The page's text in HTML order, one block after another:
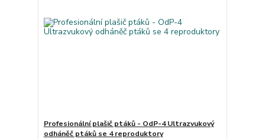
Profesionální plašič ptáků - OdP-4 Ultrazvukový
odháněč ptáků se 4 reproduktory